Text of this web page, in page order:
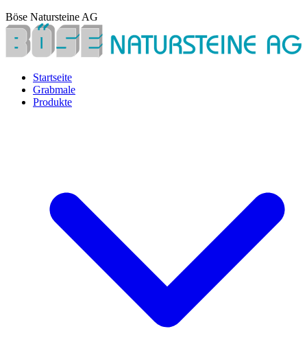
Böse Natursteine AG
Startseite
Grabmale
Produkte